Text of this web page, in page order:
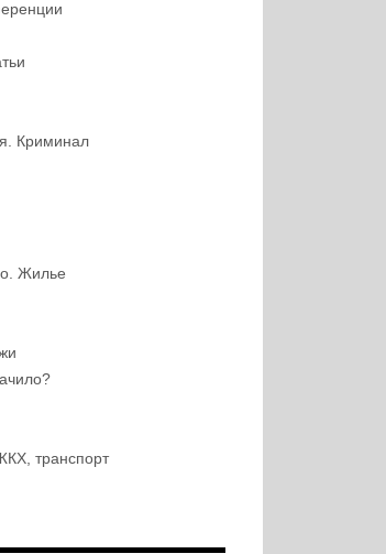
Криминал
Жилье
транспорт